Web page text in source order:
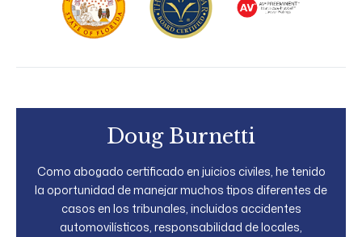
Doug Burnetti
Como abogado certificado en juicios civiles, he tenido
la oportunidad de manejar muchos tipos diferentes de
casos en los tribunales, incluidos accidentes
automovilísticos, responsabilidad de locales,